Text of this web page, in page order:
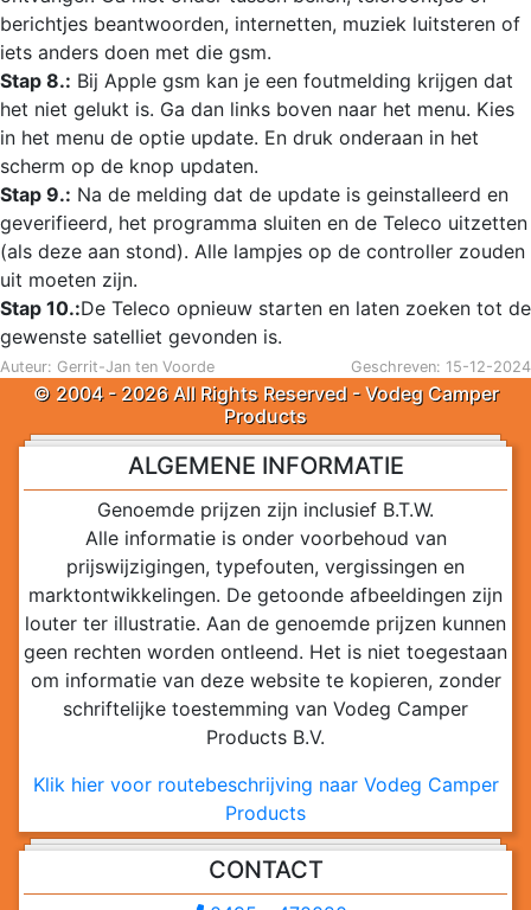
berichtjes beantwoorden, internetten, muziek luitsteren of
iets anders doen met die gsm.
Stap 8.: Bij Apple gsm kan je een foutmelding krijgen dat
het niet gelukt is. Ga dan links boven naar het menu. Kies
in het menu de optie update. En druk onderaan in het
scherm op de knop updaten.
Stap 9.: Na de melding dat de update is geinstalleerd en
geverifieerd, het programma sluiten en de Teleco uitzetten
(als deze aan stond). Alle lampjes op de controller zouden
uit moeten zijn.
Stap 10.:De Teleco opnieuw starten en laten zoeken tot de
gewenste satelliet gevonden is.
Auteur: Gerrit-Jan ten Voorde Geschreven: 15-12-2024
© 2004 - 2026 All Rights Reserved - Vodeg Camper
Products
ALGEMENE INFORMATIE
Genoemde prijzen zijn inclusief B.T.W.
Alle informatie is onder voorbehoud van
prijswijzigingen, typefouten, vergissingen en
marktontwikkelingen. De getoonde afbeeldingen zijn
louter ter illustratie. Aan de genoemde prijzen kunnen
geen rechten worden ontleend. Het is niet toegestaan
om informatie van deze website te kopieren, zonder
schriftelijke toestemming van Vodeg Camper
Products B.V.
Klik hier voor routebeschrijving naar Vodeg Camper
Products
CONTACT